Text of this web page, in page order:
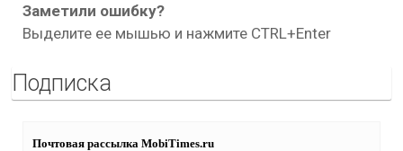
Заметили ошибку?
Выделите ее мышью и нажмите CTRL+Enter
Подписка
Почтовая рассылка MobiTimes.ru